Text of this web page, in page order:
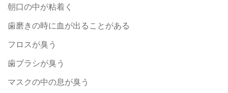
朝口の中が粘着く
歯磨きの時に血が出ることがある
フロスが臭う
歯ブラシが臭う
マスクの中の息が臭う